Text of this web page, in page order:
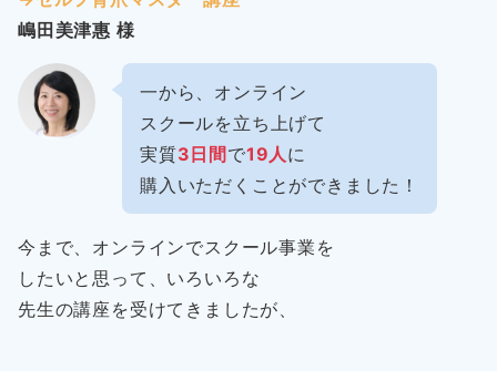
嶋田美津惠 様
一から、オンライン
スクールを立ち上げて
実質3日間 で19人に
購入いただくことができました！
今まで、オンラインでスクール事業を
したいと思って、いろいろな
先生の講座を受けてきましたが、